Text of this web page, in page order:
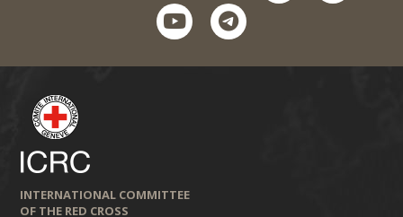
youtubetelegram
INTERNATIONAL COMMITTEE
OF THE RED CROSS